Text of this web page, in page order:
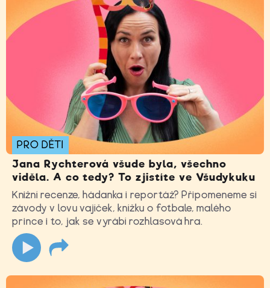
PRO DĚTI
Jana Rychterová všude byla, všechno
viděla. A co tedy? To zjistíte ve Všudykuku
Knižní recenze, hádanka i reportáž? Připomeneme si
závody v lovu vajíček, knížku o fotbale, malého
prince i to, jak se vyrábí rozhlasová hra.